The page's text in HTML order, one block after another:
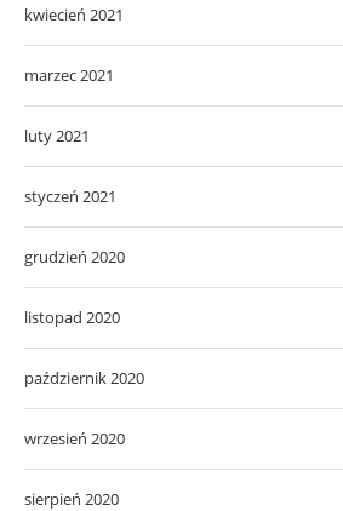
kwiecień 2021
marzec 2021
luty 2021
styczeń 2021
grudzień 2020
listopad 2020
październik 2020
wrzesień 2020
sierpień 2020